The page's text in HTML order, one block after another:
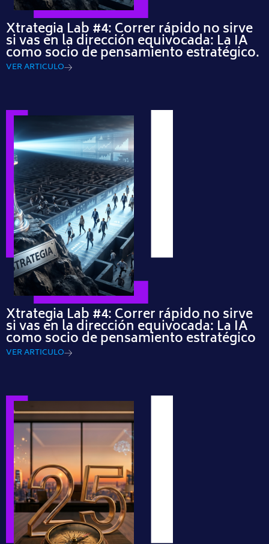
Xtrategia Lab #4: Correr rápido no sirve
si vas en la dirección equivocada: La IA
como socio de pensamiento estratégico.
VER ARTICULO
Xtrategia Lab #4: Correr rápido no sirve
si vas en la dirección equivocada: La IA
como socio de pensamiento estratégico
VER ARTICULO